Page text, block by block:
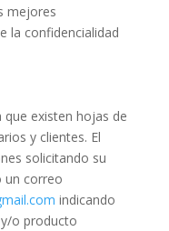
mejores
la confidencialidad
existen hojas de
y clientes. El
solicitando su
un correo
indicando
o producto